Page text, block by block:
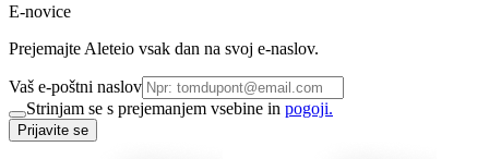
E-novice
Prejemajte Aleteio vsak dan na svoj e-naslov.
Vaš e-poštni naslov
Strinjam se s prejemanjem vsebine in pogoji.
Prijavite se